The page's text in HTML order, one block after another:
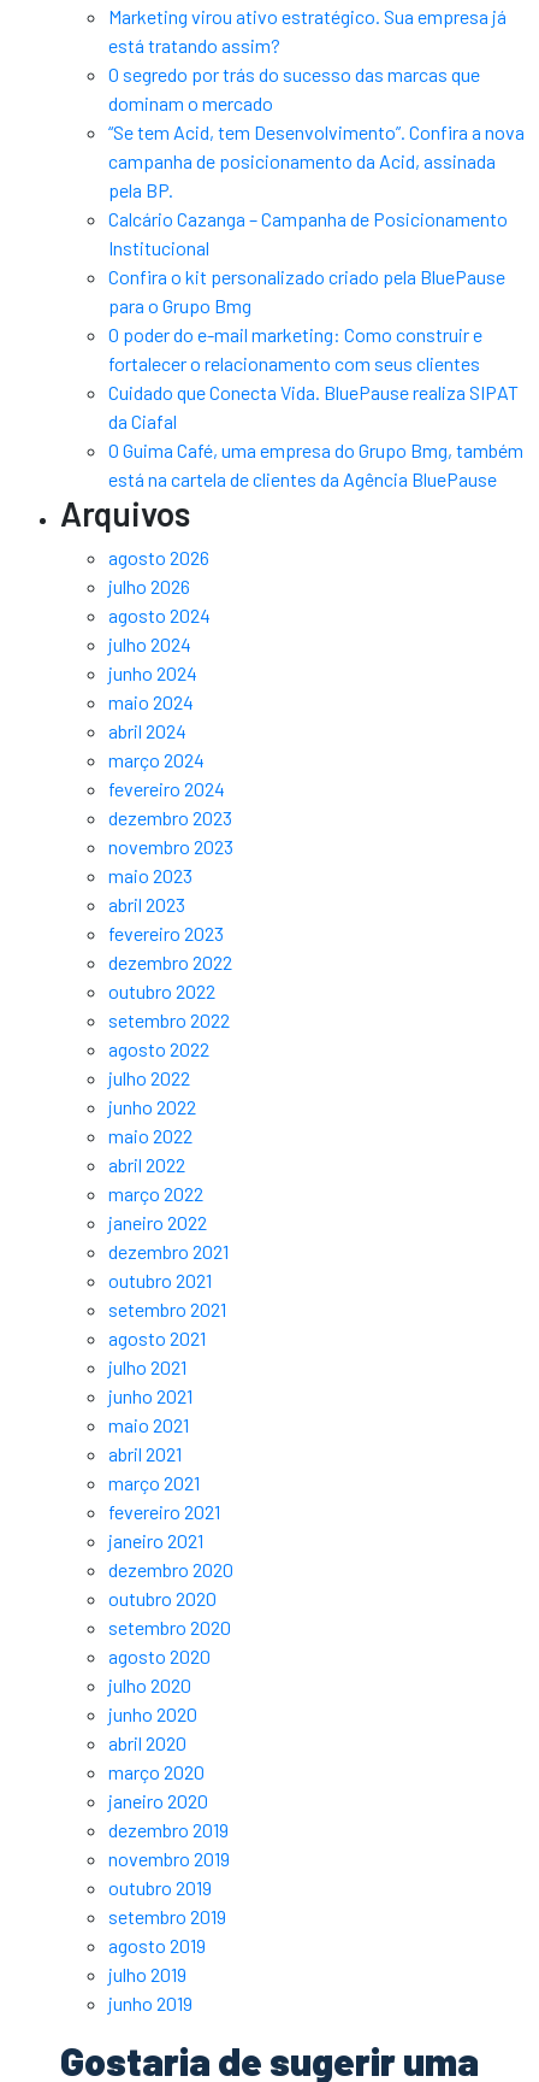
Marketing virou ativo estratégico. Sua empresa já
está tratando assim?
O segredo por trás do sucesso das marcas que
dominam o mercado
“Se tem Acid, tem Desenvolvimento”. Confira a nova
campanha de posicionamento da Acid, assinada
pela BP.
Calcário Cazanga – Campanha de Posicionamento
Institucional
Confira o kit personalizado criado pela BluePause
para o Grupo Bmg
O poder do e-mail marketing: Como construir e
fortalecer o relacionamento com seus clientes
Cuidado que Conecta Vida. BluePause realiza SIPAT
da Ciafal
O Guima Café, uma empresa do Grupo Bmg, também
está na cartela de clientes da Agência BluePause
Arquivos
agosto 2026
julho 2026
agosto 2024
julho 2024
junho 2024
maio 2024
abril 2024
março 2024
fevereiro 2024
dezembro 2023
novembro 2023
maio 2023
abril 2023
fevereiro 2023
dezembro 2022
outubro 2022
setembro 2022
agosto 2022
julho 2022
junho 2022
maio 2022
abril 2022
março 2022
janeiro 2022
dezembro 2021
outubro 2021
setembro 2021
agosto 2021
julho 2021
junho 2021
maio 2021
abril 2021
março 2021
fevereiro 2021
janeiro 2021
dezembro 2020
outubro 2020
setembro 2020
agosto 2020
julho 2020
junho 2020
abril 2020
março 2020
janeiro 2020
dezembro 2019
novembro 2019
outubro 2019
setembro 2019
agosto 2019
julho 2019
junho 2019
Gostaria de sugerir uma